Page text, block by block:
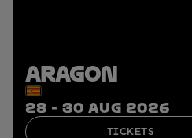
ARAGON
28 - 30 AUG 2026
TICKETS